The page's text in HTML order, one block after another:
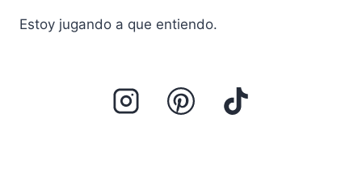
Estoy jugando a que entiendo.